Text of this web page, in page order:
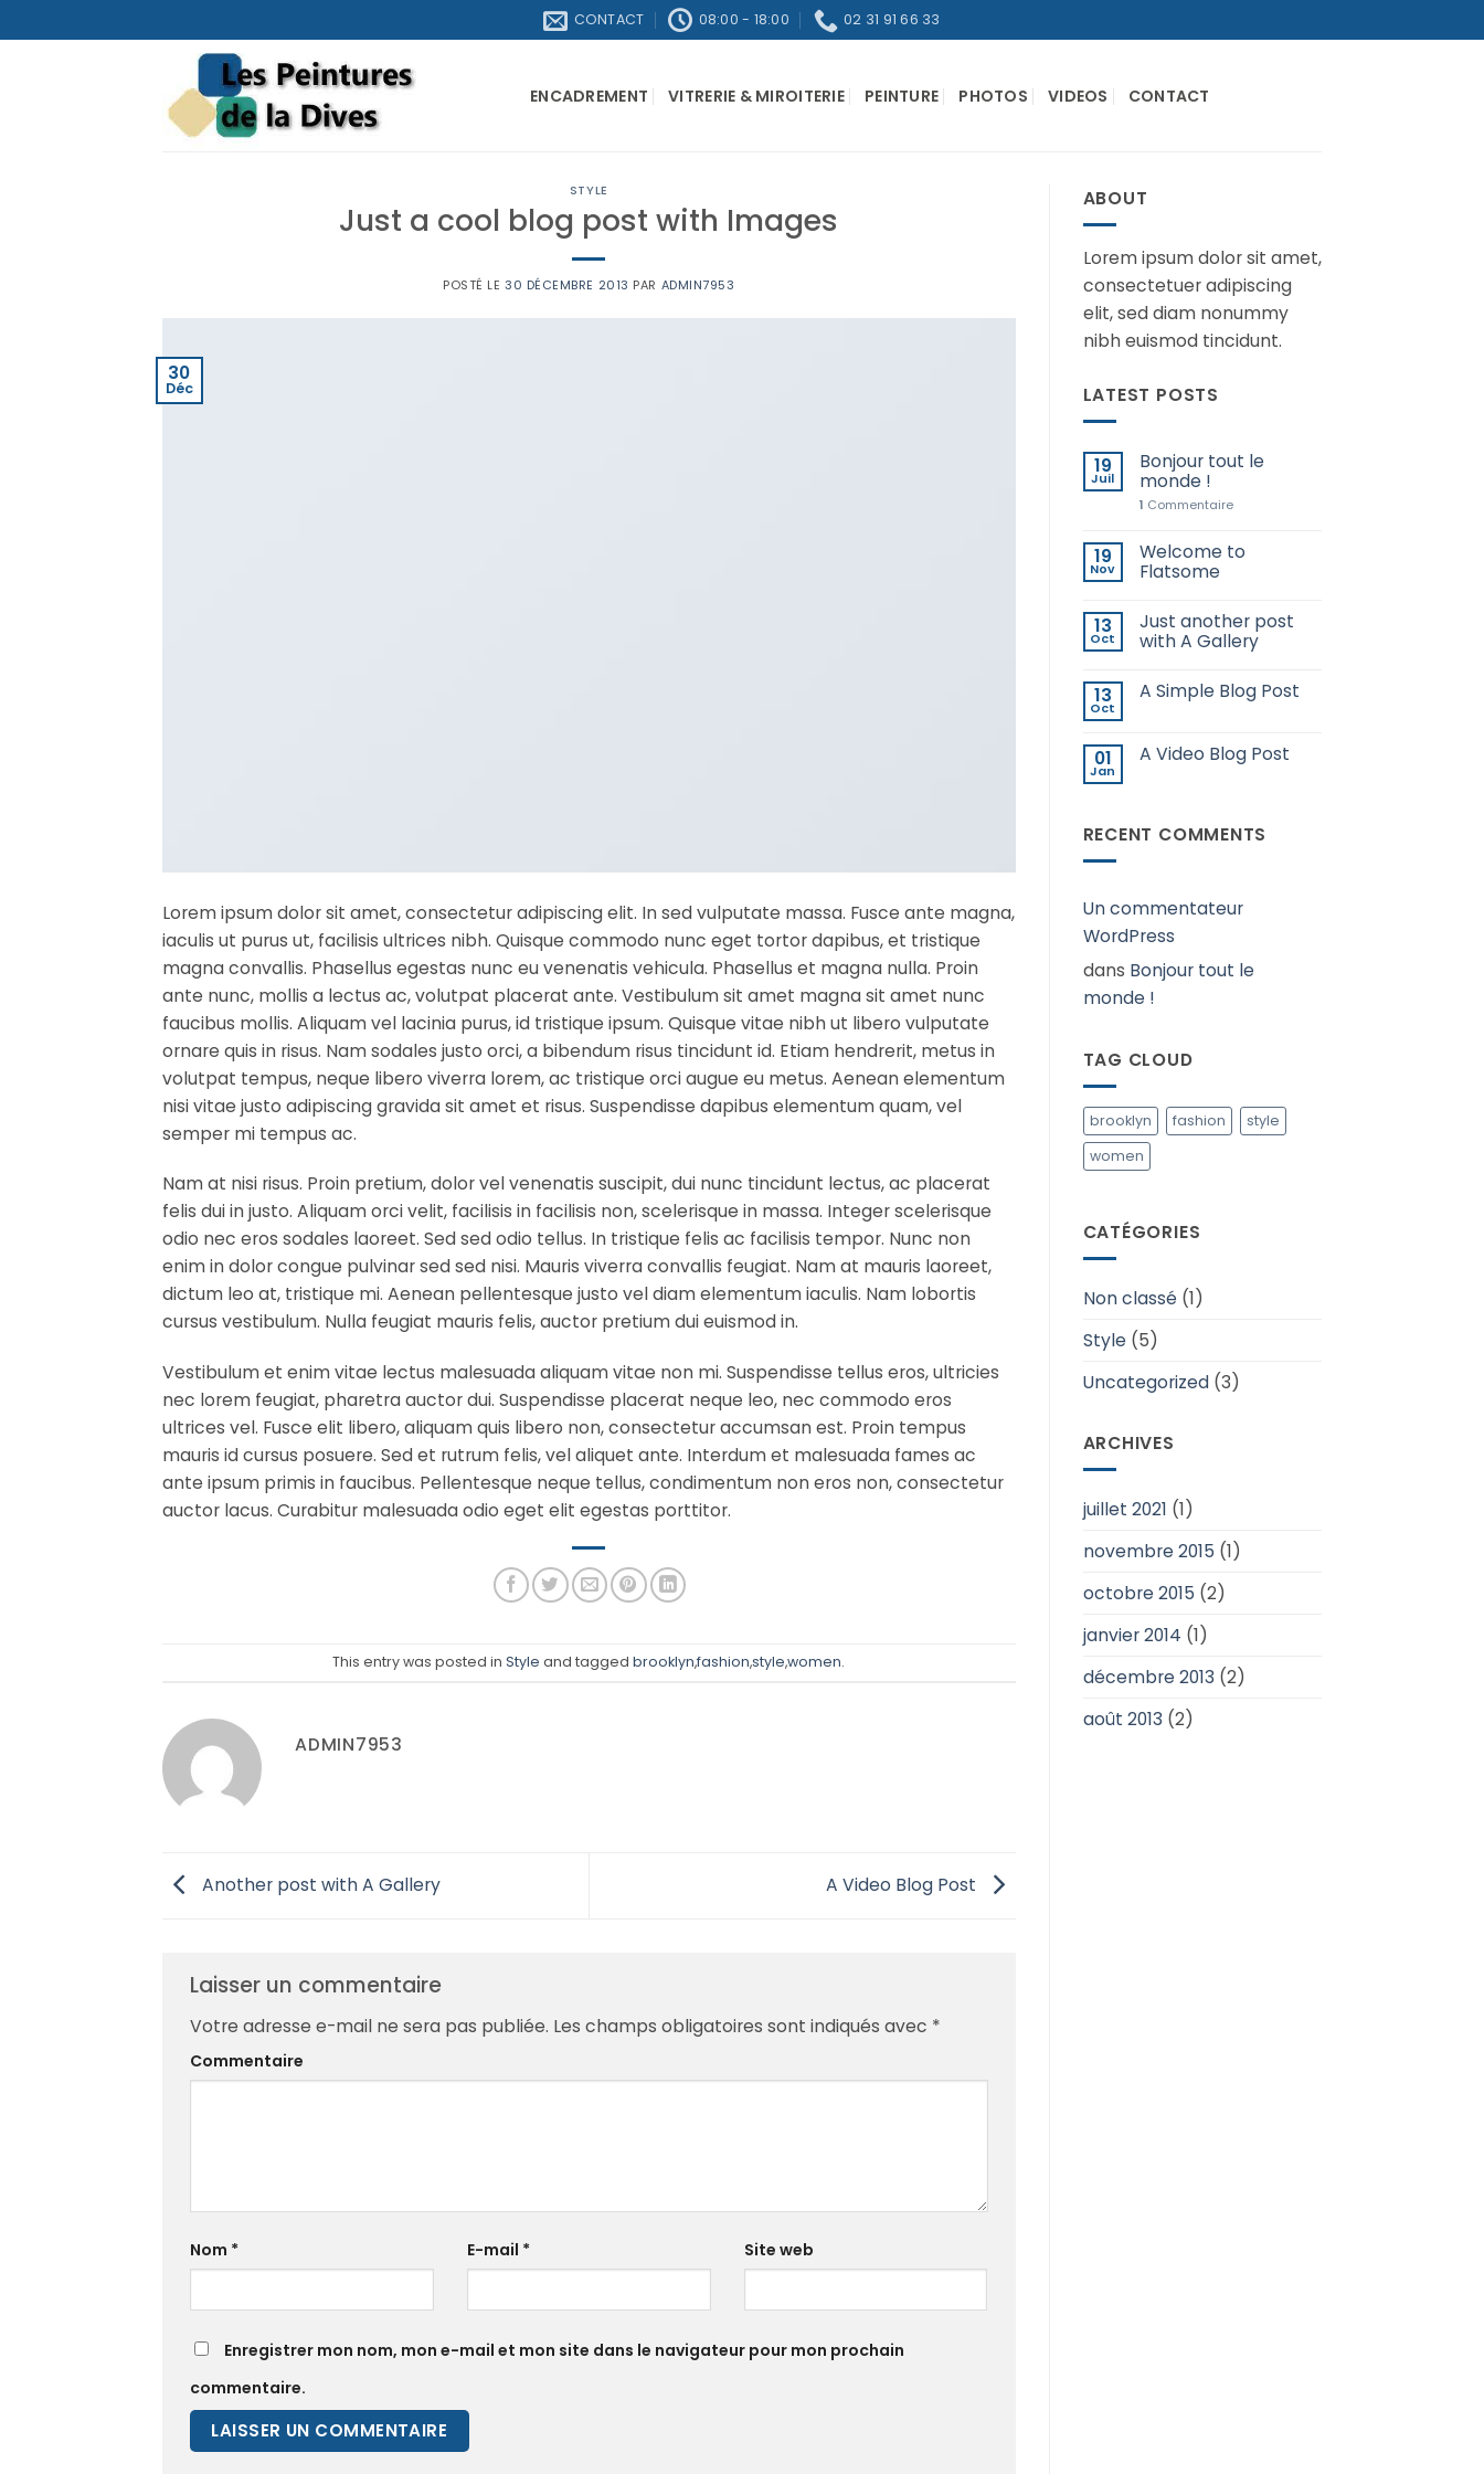
to
CONTACT 08:00 - 18:00 02 31 91 66 33
ENCADREMENT VITRERIE & MIROITERIE PEINTURE PHOTOS VIDEOS CONTACT
STYLE
Just a cool blog post with Images
POSTÉ LE 30 DÉCEMBRE 2013 PAR ADMIN7953
30
Déc
Lorem ipsum dolor sit amet, consectetur adipiscing elit. In sed vulputate massa. Fusce ante magna,
iaculis ut purus ut, facilisis ultrices nibh. Quisque commodo nunc eget tortor dapibus, et tristique
magna convallis. Phasellus egestas nunc eu venenatis vehicula. Phasellus et magna nulla. Proin
ante nunc, mollis a lectus ac, volutpat placerat ante. Vestibulum sit amet magna sit amet nunc
faucibus mollis. Aliquam vel lacinia purus, id tristique ipsum. Quisque vitae nibh ut libero vulputate
ornare quis in risus. Nam sodales justo orci, a bibendum risus tincidunt id. Etiam hendrerit, metus in
volutpat tempus, neque libero viverra lorem, ac tristique orci augue eu metus. Aenean elementum
nisi vitae justo adipiscing gravida sit amet et risus. Suspendisse dapibus elementum quam, vel
semper mi tempus ac.
Nam at nisi risus. Proin pretium, dolor vel venenatis suscipit, dui nunc tincidunt lectus, ac placerat
felis dui in justo. Aliquam orci velit, facilisis in facilisis non, scelerisque in massa. Integer scelerisque
odio nec eros sodales laoreet. Sed sed odio tellus. In tristique felis ac facilisis tempor. Nunc non
enim in dolor congue pulvinar sed sed nisi. Mauris viverra convallis feugiat. Nam at mauris laoreet,
dictum leo at, tristique mi. Aenean pellentesque justo vel diam elementum iaculis. Nam lobortis
cursus vestibulum. Nulla feugiat mauris felis, auctor pretium dui euismod in.
Vestibulum et enim vitae lectus malesuada aliquam vitae non mi. Suspendisse tellus eros, ultricies
nec lorem feugiat, pharetra auctor dui. Suspendisse placerat neque leo, nec commodo eros
ultrices vel. Fusce elit libero, aliquam quis libero non, consectetur accumsan est. Proin tempus
mauris id cursus posuere. Sed et rutrum felis, vel aliquet ante. Interdum et malesuada fames ac
ante ipsum primis in faucibus. Pellentesque neque tellus, condimentum non eros non, consectetur
auctor lacus. Curabitur malesuada odio eget elit egestas porttitor.
This entry was posted inStyle and taggedbrooklyn,fashion,style,women.
ADMIN7953
Another post with A Gallery A Video Blog Post
Laisser un commentaire
Votre adresse e-mail ne sera pas publiée. Les champs obligatoires sont indiqués avec *
Commentaire
Nom * E-mail * Site web
Enregistrer mon nom, mon e-mail et mon site dans le navigateur pour mon prochain
commentaire.
ABOUT
Lorem ipsum dolor sit amet,
consectetuer adipiscing
elit, sed diam nonummy
nibh euismod tincidunt.
LATEST POSTS
19
Juil
Bonjour tout le
monde !
1 Commentaire
19
Nov
Welcome to
Flatsome
13
Oct
Just another post
with A Gallery
13
Oct
A Simple Blog Post
01
Jan
A Video Blog Post
RECENT COMMENTS
Un commentateur
WordPress
dans Bonjour tout le
monde !
TAG CLOUD
brooklyn fashion
style
women
CATÉGORIES
Non classé (1)
Style (5)
Uncategorized(3)
ARCHIVES
juillet 2021 (1)
novembre 2015 (1)
octobre 2015 (2)
janvier 2014 (1)
décembre 2013 (2)
août 2013 (2)